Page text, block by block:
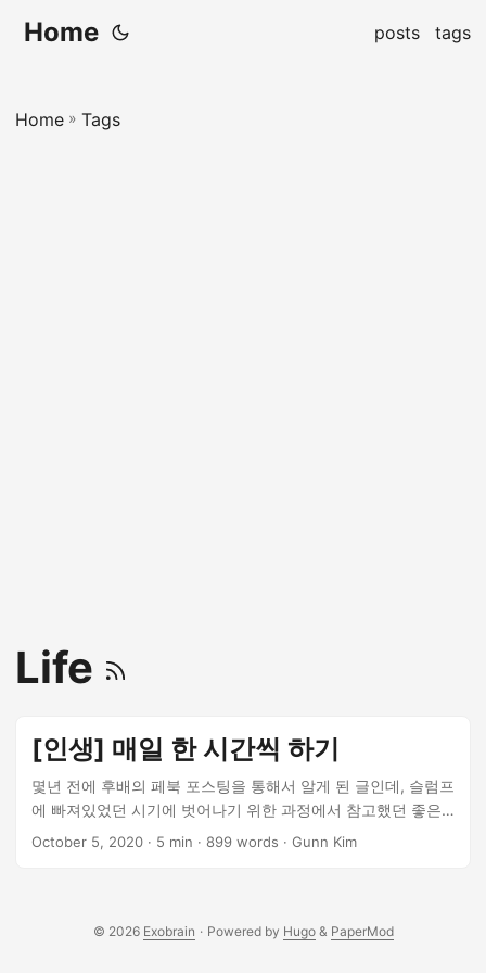
Home posts tags
Home » Tags
Life
[인생] 매일 한 시간씩 하기
몇년 전에 후배의 페북 포스팅을 통해서 알게 된 글인데, 슬럼프
에 빠져있었던 시기에 벗어나기 위한 과정에서 참고했던 좋은
글이다.
October 5, 2020 · 5 min · 899 words · Gunn Kim
© 2026 Exobrain · Powered by Hugo& PaperMod